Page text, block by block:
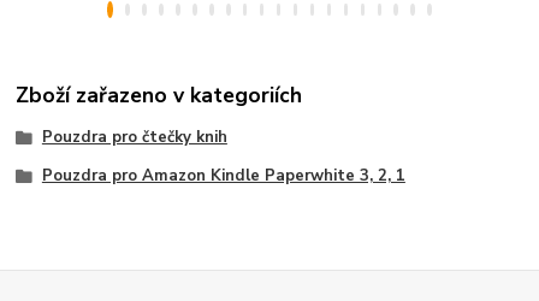
Zboží zařazeno v kategoriích
Pouzdra pro čtečky knih
Pouzdra pro Amazon Kindle Paperwhite 3, 2, 1